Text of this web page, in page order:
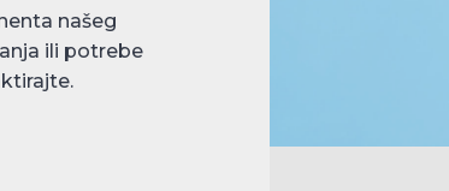
našeg
ili potrebe